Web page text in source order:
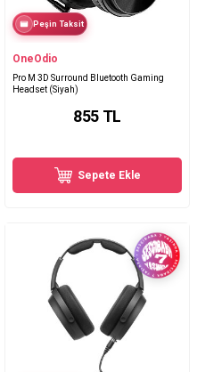
Peşin Taksit
OneOdio
Pro M 3D Surround Bluetooth Gaming
Headset (Siyah)
855 TL
Sepete Ekle